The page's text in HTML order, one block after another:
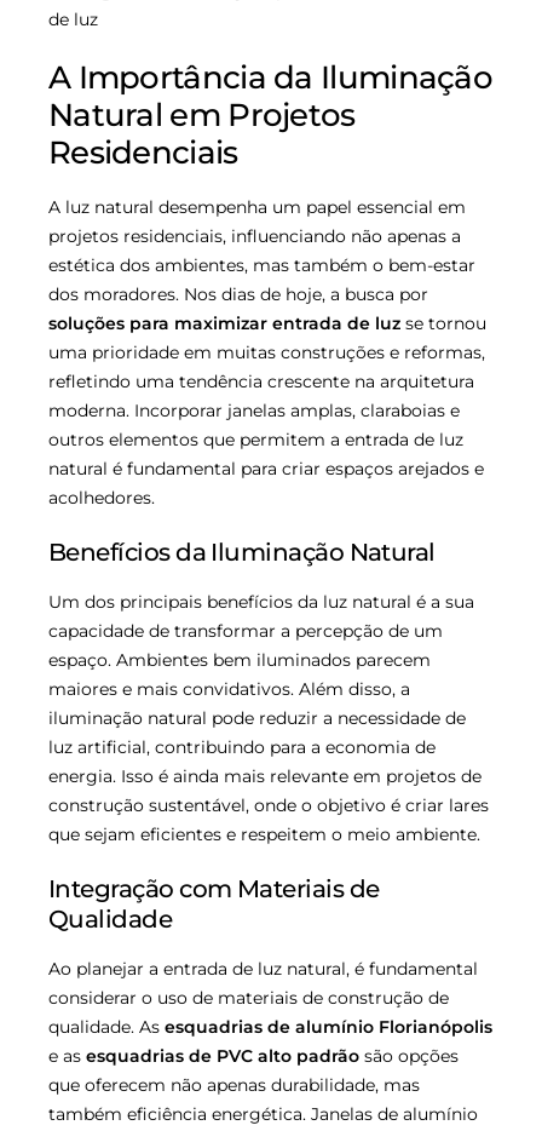
A Importância da Iluminação
Natural em Projetos
Residenciais
A luz natural desempenha um papel essencial em
projetos residenciais, influenciando não apenas a
estética dos ambientes, mas também o bem-estar
dos moradores. Nos dias de hoje, a busca por
soluções para maximizar entrada de luz se tornou
uma prioridade em muitas construções e reformas,
refletindo uma tendência crescente na arquitetura
moderna. Incorporar janelas amplas, claraboias e
outros elementos que permitem a entrada de luz
natural é fundamental para criar espaços arejados e
acolhedores.
Benefícios da Iluminação Natural
Um dos principais benefícios da luz natural é a sua
capacidade de transformar a percepção de um
espaço. Ambientes bem iluminados parecem
maiores e mais convidativos. Além disso, a
iluminação natural pode reduzir a necessidade de
luz artificial, contribuindo para a economia de
energia. Isso é ainda mais relevante em projetos de
construção sustentável, onde o objetivo é criar lares
que sejam eficientes e respeitem o meio ambiente.
Integração com Materiais de
Qualidade
Ao planejar a entrada de luz natural, é fundamental
considerar o uso de materiais de construção de
qualidade. As esquadrias de alumínio Florianópolis
e as esquadrias de PVC alto padrão são opções
que oferecem não apenas durabilidade, mas
também eficiência energética. Janelas de alumínio